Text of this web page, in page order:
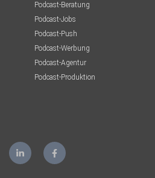
Podcast-Beratung
Podcast-Jobs
Podcast-Push
Podcast-Werbung
Podcast-Agentur
Podcast-Produktion